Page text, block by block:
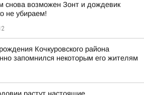
снова возможен Зонт и дождевик
не убираем!
Кочкуровского района
запомнился некоторым его жителям